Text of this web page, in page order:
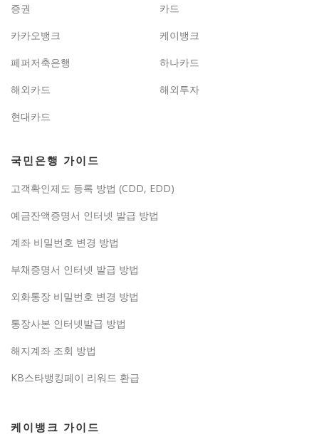
증권
카드
카카오뱅크
케이뱅크
페퍼저축은행
하나카드
해외카드
해외투자
현대카드
국민은행 가이드
고객확인제도 등록 방법 (CDD, EDD)
예금잔액증명서 인터넷 발급 방법
계좌 비밀번호 변경 방법
부채증명서 인터넷 발급 방법
외화통장 비밀번호 변경 방법
통장사본 인터넷발급 방법
해지계좌 조회 방법
KB스타뱅킹페이 리워드 환급
케이뱅크 가이드